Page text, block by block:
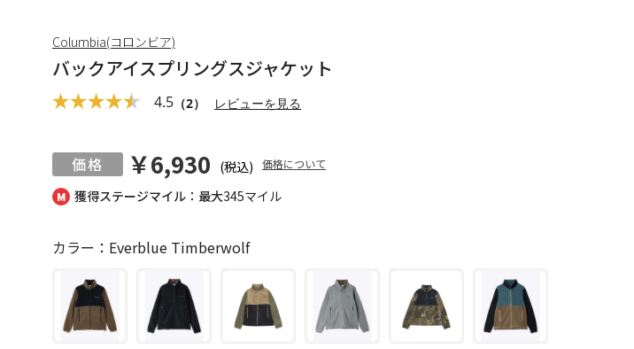
獲得ステージマイル：最大345マイル
バックアイスプリングスジャケット
4.5 （2） レビューを見る
￥6,930 (税込) 価格について
カラー：Everblue Timberwolf
Columbia(コロンビア)